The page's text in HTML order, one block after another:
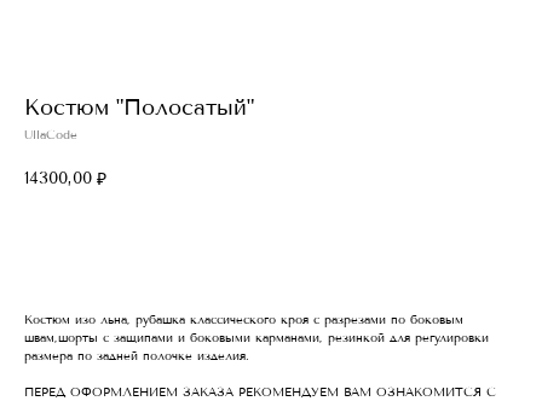
Костюм "Полосатый"
UllaCode
14300,00 ₽
Костюм изо льна, рубашка классического кроя с разрезами по боковым
швам,шорты с защипами и боковыми карманами, резинкой для регулировки
размера по задней полочке изделия.
ПЕРЕД ОФОРМЛЕНИЕМ ЗАКАЗА РЕКОМЕНДУЕМ ВАМ ОЗНАКОМИТСЯ С